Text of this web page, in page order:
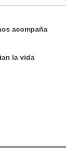
acompaña
la vida